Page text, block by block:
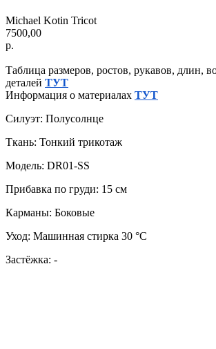
Michael Kotin Tricot
7500,00
р.
Таблица размеров, ростов, рукавов, длин,
деталей ТУТ
Информация о материалах ТУТ
Силуэт: Полусолнце
Ткань: Тонкий трикотаж
Модель: DR01-SS
Прибавка по груди: 15 см
Карманы: Боковые
Уход: Машинная стирка 30 °C
Застёжка: -